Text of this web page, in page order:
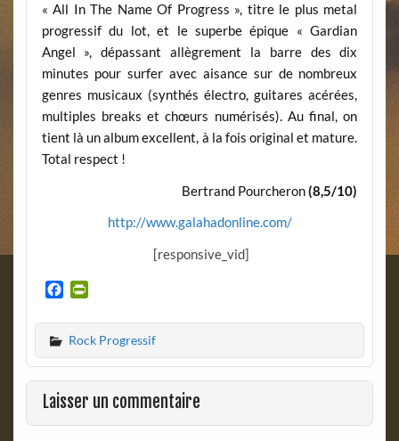
« All In The Name Of Progress », titre le plus metal
progressif du lot, et le superbe épique « Gardian
Angel », dépassant allègrement la barre des dix
minutes pour surfer avec aisance sur de nombreux
genres musicaux (synthés électro, guitares acérées,
multiples breaks et chœurs numérisés). Au final, on
tient là un album excellent, à la fois original et mature.
Total respect !
Bertrand Pourcheron(8,5/10)
http://www.galahadonline.com/
[responsive_vid]
c
e
b
o
o
k
i
n
t
F
r
e
Rock Progressif
Laisser un commentaire